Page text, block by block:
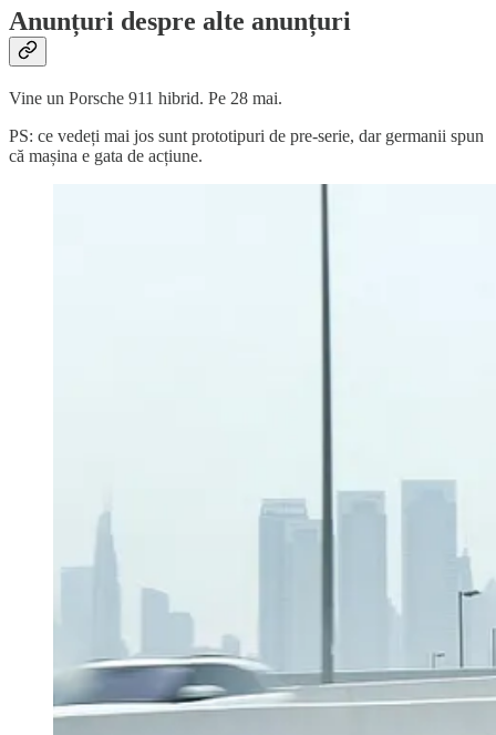
Anunțuri despre alte anunțuri
Vine un Porsche 911 hibrid. Pe 28 mai.
PS: ce vedeți mai jos sunt prototipuri de pre-serie, dar germanii spun
că mașina e gata de acțiune.